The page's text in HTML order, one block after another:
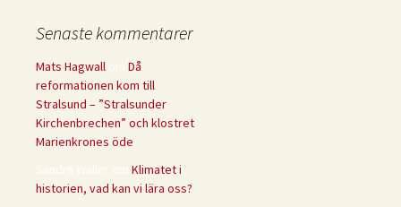
Senaste kommentarer
Mats Hagwall om Då
reformationen kom till
Stralsund – ”Stralsunder
Kirchenbrechen” och klostret
Marienkrones öde
Sandra Waller om Klimatet i
historien, vad kan vi lära oss?